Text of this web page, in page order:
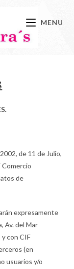
MENU
de 11 de Julio,
Comercio
de
expresamente
Av. del Mar
con CIF
(en
usuarios y/o